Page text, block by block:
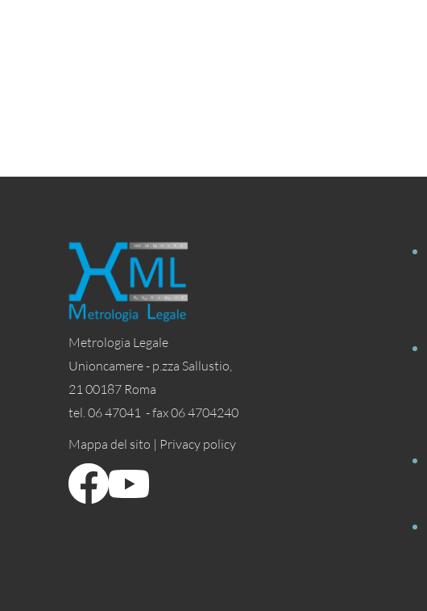
Metrologia Legale
Unioncamere - p.zza Sallustio,
21 00187 Roma
tel. 06 47041 - fax 06 4704240
Mappa del sito | Privacy policy